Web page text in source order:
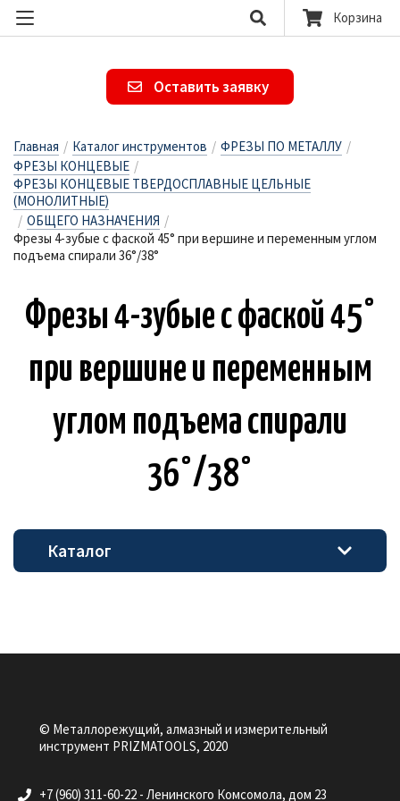
Корзина
Оставить заявку
Главная / Каталог инструментов / ФРЕЗЫ ПО МЕТАЛЛУ /
ФРЕЗЫ КОНЦЕВЫЕ /
ФРЕЗЫ КОНЦЕВЫЕ ТВЕРДОСПЛАВНЫЕ ЦЕЛЬНЫЕ
(МОНОЛИТНЫЕ)
/ ОБЩЕГО НАЗНАЧЕНИЯ /
Фрезы 4-зубые с фаской 45° при вершине и переменным углом
подъема спирали 36°/38°
Фре­зы 4-зу­бые с фас­кой 45°
при вер­ши­не и пе­ре­мен­ным
уг­лом подъ­е­ма спи­ра­ли
36°/38°
Каталог
© Металлорежущий, алмазный и измерительный
инструмент PRIZMATOOLS, 2020
+7 (960) 311-60-22 - Ленинского Комсомола, дом 23